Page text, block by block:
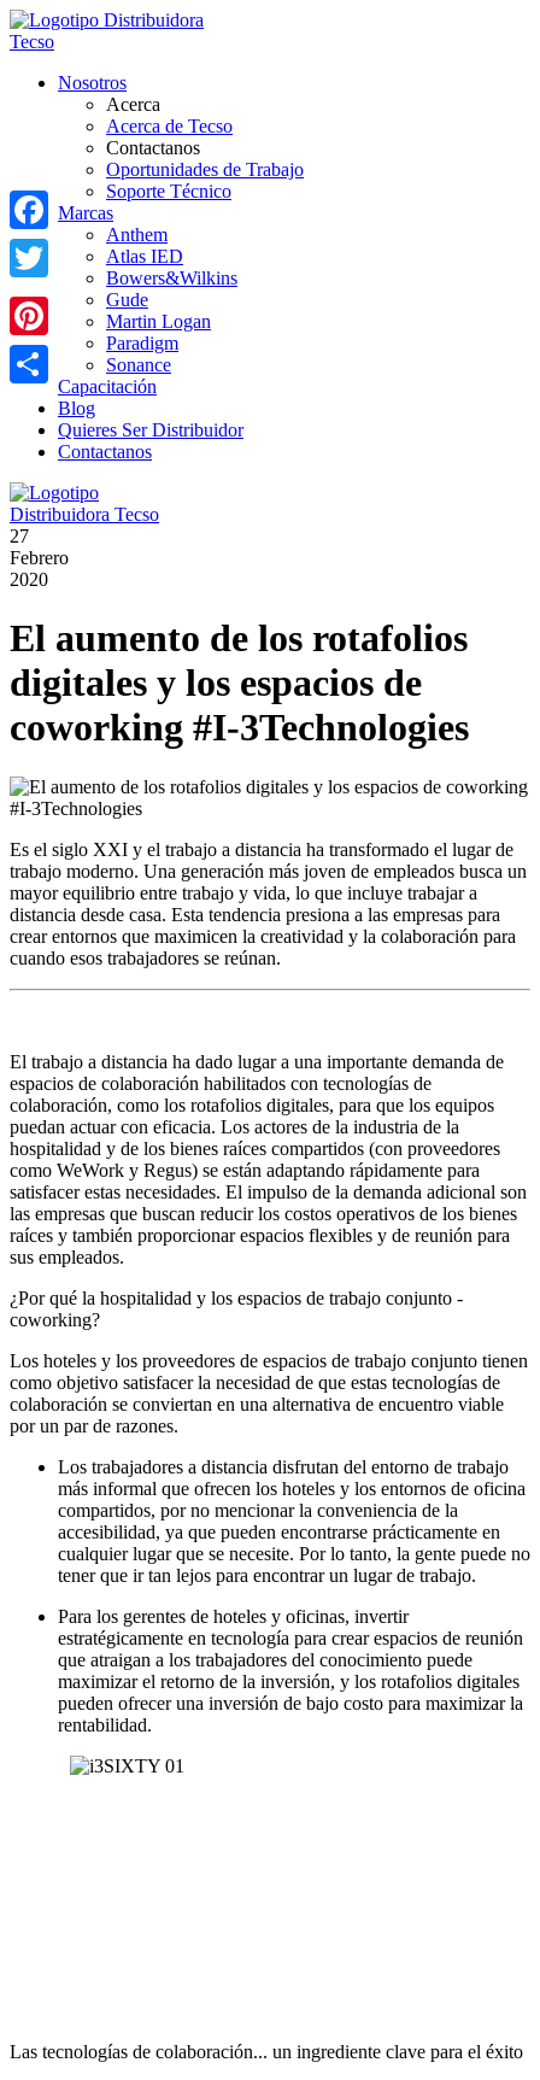
Nosotros
Acerca
Acerca de Tecso
Contactanos
Oportunidades de Trabajo
Soporte Técnico
Marcas
Anthem
Atlas IED
Bowers&Wilkins
Gude
Martin Logan
Paradigm
Sonance
Capacitación
Blog
Quieres Ser Distribuidor
Contactanos
27
Febrero
2020
El aumento de los rotafolios
digitales y los espacios de
coworking #I-3Technologies
Es el siglo XXI y el trabajo a distancia ha transformado el lugar de
trabajo moderno. Una generación más joven de empleados busca un
mayor equilibrio entre trabajo y vida, lo que incluye trabajar a
distancia desde casa. Esta tendencia presiona a las empresas para
crear entornos que maximicen la creatividad y la colaboración para
cuando esos trabajadores se reúnan.
El trabajo a distancia ha dado lugar a una importante demanda de
espacios de colaboración habilitados con tecnologías de
colaboración, como los rotafolios digitales, para que los equipos
puedan actuar con eficacia. Los actores de la industria de la
hospitalidad y de los bienes raíces compartidos (con proveedores
como WeWork y Regus) se están adaptando rápidamente para
satisfacer estas necesidades. El impulso de la demanda adicional son
las empresas que buscan reducir los costos operativos de los bienes
raíces y también proporcionar espacios flexibles y de reunión para
sus empleados.
¿Por qué la hospitalidad y los espacios de trabajo conjunto -
coworking?
Los hoteles y los proveedores de espacios de trabajo conjunto tienen
como objetivo satisfacer la necesidad de que estas tecnologías de
colaboración se conviertan en una alternativa de encuentro viable
por un par de razones.
Los trabajadores a distancia disfrutan del entorno de trabajo
más informal que ofrecen los hoteles y los entornos de oficina
compartidos, por no mencionar la conveniencia de la
accesibilidad, ya que pueden encontrarse prácticamente en
cualquier lugar que se necesite. Por lo tanto, la gente puede no
tener que ir tan lejos para encontrar un lugar de trabajo.
Para los gerentes de hoteles y oficinas, invertir
estratégicamente en tecnología para crear espacios de reunión
que atraigan a los trabajadores del conocimiento puede
maximizar el retorno de la inversión, y los rotafolios digitales
pueden ofrecer una inversión de bajo costo para maximizar la
rentabilidad.
Las tecnologías de colaboración... un ingrediente clave para el éxito
Facebook
Twitter
Pinterest
Share